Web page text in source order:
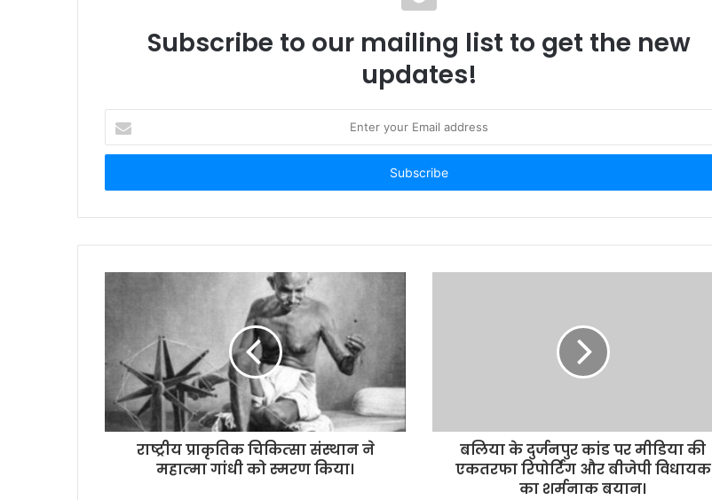
Subscribe to our mailing list to get the new
updates!
your
Email
राष्‍ट्रीय प्राकृतिक चिकित्‍सा संस्‍थान ने
महात्‍मा गांधी को स्‍मरण किया।
बलिया के दुर्जनपुर कांड पर मीडिया की
एकतरफा रिपोर्टिंग और बीजेपी विधायक
का शर्मनाक बयान।